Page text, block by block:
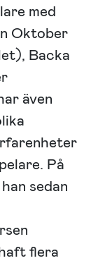
med
Oktober
Backa
även
På
sedan
flera